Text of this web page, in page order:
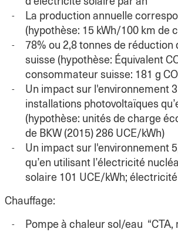
La production annuelle
(hypothèse: 15 kWh/100 km de
78% ou 2,8 tonnes de
suisse (hypothèse: Équivalent
consommateur suisse: 181 g
Un impact sur l'environnement
installations photovoltaïques
(hypothèse: unités de charge
de BKW (2015) 286 UCE/kWh)
Un impact sur l'environnement
qu’en utilisant l’électricité
solaire 101 UCE/kWh;
Chauffage:
Pompe à chaleur sol/eau “CTA,